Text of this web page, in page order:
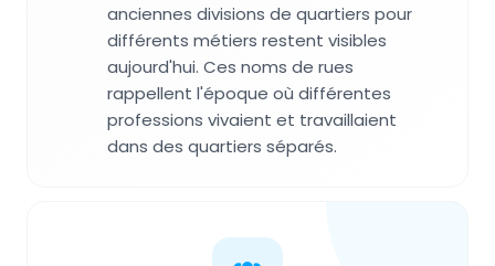
anciennes divisions de quartiers pour
différents métiers restent visibles
aujourd'hui. Ces noms de rues
rappellent l'époque où différentes
professions vivaient et travaillaient
dans des quartiers séparés.